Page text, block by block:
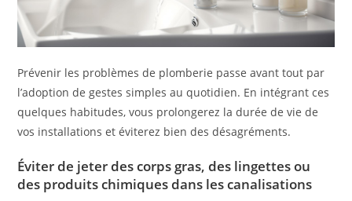
Prévenir les problèmes de plomberie passe avant tout par
l’adoption de gestes simples au quotidien. En intégrant ces
quelques habitudes, vous prolongerez la durée de vie de
vos installations et éviterez bien des désagréments.
Éviter de jeter des corps gras, des lingettes ou
des produits chimiques dans les canalisations